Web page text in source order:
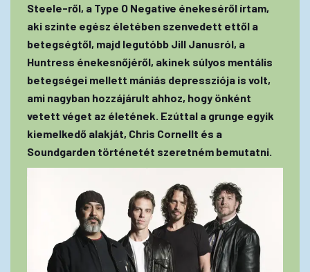
Steele-ről, a Type O Negative énekeséről írtam,
aki szinte egész életében szenvedett ettől a
betegségtől, majd legutóbb Jill Janusról, a
Huntress énekesnőjéről, akinek súlyos mentális
betegségei mellett mániás depressziója is volt,
ami nagyban hozzájárult ahhoz, hogy önként
vetett véget az életének. Ezúttal a grunge egyik
kiemelkedő alakját, Chris Cornellt és a
Soundgarden történetét szeretném bemutatni.